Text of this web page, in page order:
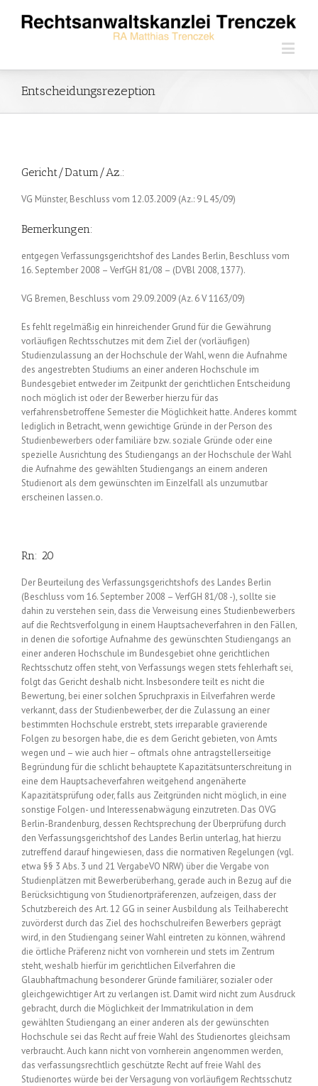
Entscheidungsrezeption
Gericht/Datum/Az.:
VG Münster, Beschluss vom 12.03.2009 (Az.: 9 L 45/09)
Bemerkungen:
entgegen Verfassungsgerichtshof des Landes Berlin, Beschluss vom
16. September 2008 – VerfGH 81/08 – (DVBl 2008, 1377).
VG Bremen, Beschluss vom 29.09.2009 (Az. 6 V 1163/09)
Es fehlt regelmäßig ein hinreichender Grund für die Gewährung
vorläufigen Rechtsschutzes mit dem Ziel der (vorläufigen)
Studienzulassung an der Hochschule der Wahl, wenn die Aufnahme
des angestrebten Studiums an einer anderen Hochschule im
Bundesgebiet entweder im Zeitpunkt der gerichtlichen Entscheidung
noch möglich ist oder der Bewerber hierzu für das
verfahrensbetroffene Semester die Möglichkeit hatte. Anderes kommt
lediglich in Betracht, wenn gewichtige Gründe in der Person des
Studienbewerbers oder familiäre bzw. soziale Gründe oder eine
spezielle Ausrichtung des Studiengangs an der Hochschule der Wahl
die Aufnahme des gewählten Studiengangs an einem anderen
Studienort als dem gewünschten im Einzelfall als unzumutbar
erscheinen lassen.o.
Rn: 20
Der Beurteilung des Verfassungsgerichtshofs des Landes Berlin
(Beschluss vom 16. September 2008 – VerfGH 81/08 -), sollte sie
dahin zu verstehen sein, dass die Verweisung eines Studienbewerbers
auf die Rechtsverfolgung in einem Hauptsacheverfahren in den Fällen,
in denen die sofortige Aufnahme des gewünschten Studiengangs an
einer anderen Hochschule im Bundesgebiet ohne gerichtlichen
Rechtsschutz offen steht, von Verfassungs wegen stets fehlerhaft sei,
folgt das Gericht deshalb nicht. Insbesondere teilt es nicht die
Bewertung, bei einer solchen Spruchpraxis in Eilverfahren werde
verkannt, dass der Studienbewerber, der die Zulassung an einer
bestimmten Hochschule erstrebt, stets irreparable gravierende
Folgen zu besorgen habe, die es dem Gericht gebieten, von Amts
wegen und – wie auch hier – oftmals ohne antragstellerseitige
Begründung für die schlicht behauptete Kapazitätsunterschreitung in
eine dem Hauptsacheverfahren weitgehend angenäherte
Kapazitätsprüfung oder, falls aus Zeitgründen nicht möglich, in eine
sonstige Folgen- und Interessenabwägung einzutreten. Das OVG
Berlin-Brandenburg, dessen Rechtsprechung der Überprüfung durch
den Verfassungsgerichtshof des Landes Berlin unterlag, hat hierzu
zutreffend darauf hingewiesen, dass die normativen Regelungen (vgl.
etwa §§ 3 Abs. 3 und 21 VergabeVO NRW) über die Vergabe von
Studienplätzen mit Bewerberüberhang, gerade auch in Bezug auf die
Berücksichtigung von Studienortpräferenzen, aufzeigen, dass der
Schutzbereich des Art. 12 GG in seiner Ausbildung als Teilhaberecht
zuvörderst durch das Ziel des hochschulreifen Bewerbers geprägt
wird, in den Studiengang seiner Wahl eintreten zu können, während
die örtliche Präferenz nicht von vornherein und stets im Zentrum
steht, weshalb hierfür im gerichtlichen Eilverfahren die
Glaubhaftmachung besonderer Gründe familiärer, sozialer oder
gleichgewichtiger Art zu verlangen ist. Damit wird nicht zum Ausdruck
gebracht, durch die Möglichkeit der Immatrikulation in dem
gewählten Studiengang an einer anderen als der gewünschten
Hochschule sei das Recht auf freie Wahl des Studienortes gleichsam
verbraucht. Auch kann nicht von vornherein angenommen werden,
das verfassungsrechtlich geschützte Recht auf freie Wahl des
Studienortes würde bei der Versagung von vorläufigem Rechtsschutz